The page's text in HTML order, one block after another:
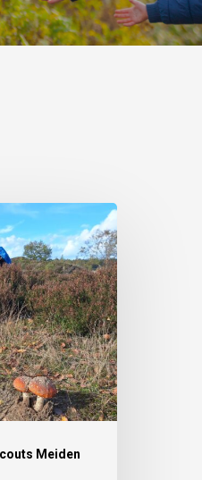
Meiden